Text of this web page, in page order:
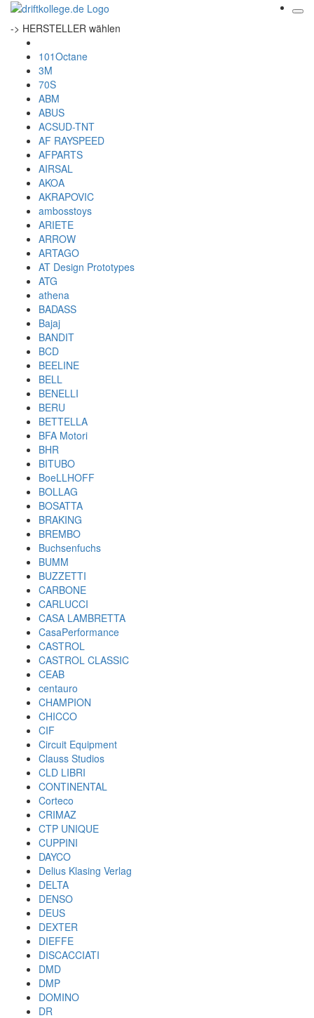
-> HERSTELLER wählen
101Octane
3M
70S
ABM
ABUS
ACSUD-TNT
AF RAYSPEED
AFPARTS
AIRSAL
AKOA
AKRAPOVIC
ambosstoys
ARIETE
ARROW
ARTAGO
AT Design Prototypes
ATG
athena
BADASS
Bajaj
BANDIT
BCD
BEELINE
BELL
BENELLI
BERU
BETTELLA
BFA Motori
BHR
BITUBO
BoeLLHOFF
BOLLAG
BOSATTA
BRAKING
BREMBO
Buchsenfuchs
BUMM
BUZZETTI
CARBONE
CARLUCCI
CASA LAMBRETTA
CasaPerformance
CASTROL
CASTROL CLASSIC
CEAB
centauro
CHAMPION
CHICCO
CIF
Circuit Equipment
Clauss Studios
CLD LIBRI
CONTINENTAL
Corteco
CRIMAZ
CTP UNIQUE
CUPPINI
DAYCO
Delius Klasing Verlag
DELTA
DENSO
DEUS
DEXTER
DIEFFE
DISCACCIATI
DMD
DMP
DOMINO
DR